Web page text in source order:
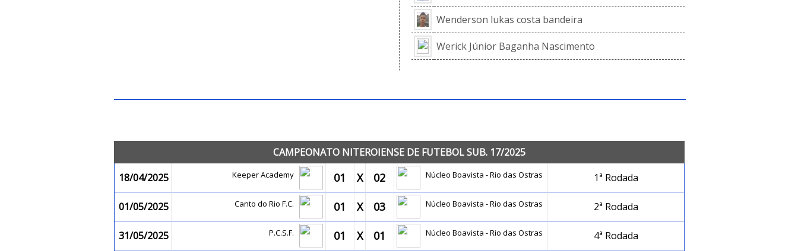
Wenderson lukas costa bandeira
Werick Júnior Baganha Nascimento
CAMPEONATO NITEROIENSE DE FUTEBOL SUB. 17/2025
18/04/2025
Keeper Academy 01 X 02 Núcleo Boavista - Rio das Ostras 1ª Rodada
01/05/2025 Canto do Rio F.C. 01 X 03 Núcleo Boavista - Rio das Ostras 2ª Rodada
31/05/2025 P.C.S.F. 01 X 01 Núcleo Boavista - Rio das Ostras 4ª Rodada